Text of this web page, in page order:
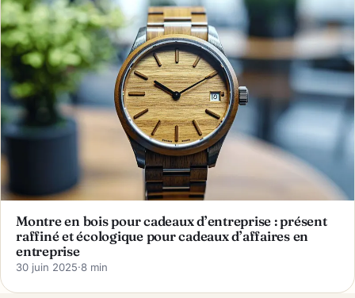
Montre en bois pour cadeaux d’entreprise : présent
raffiné et écologique pour cadeaux d’affaires en
entreprise
30 juin 2025·8 min